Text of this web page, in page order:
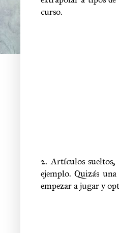
curso.
2. Artículos sueltos,
ejemplo. Quizás
empezar a jugar y